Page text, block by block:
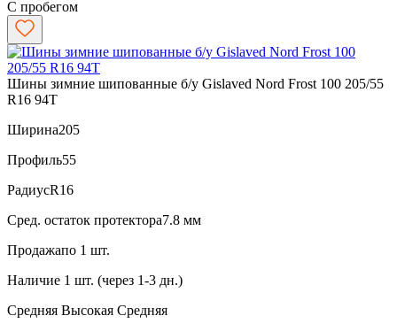
С пробегом
Шины зимние шипованные б/у Gislaved Nord Frost 100 205/55
R16 94T
Ширина205
Профиль55
РадиусR16
Сред. остаток протектора7.8 мм
Продажапо 1 шт.
Наличие 1 шт. (через 1-3 дн.)
Средняя Высокая Средняя